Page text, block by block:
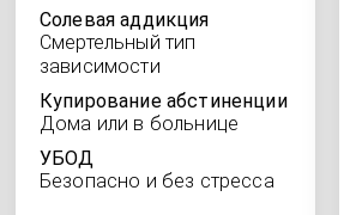
Солевая аддикция
Смертельный тип
зависимости
Купирование абстиненции
Дома или в больнице
УБОД
Безопасно и без стресса